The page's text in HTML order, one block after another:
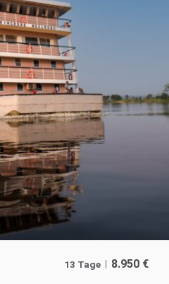
13 Tage 8.950 €